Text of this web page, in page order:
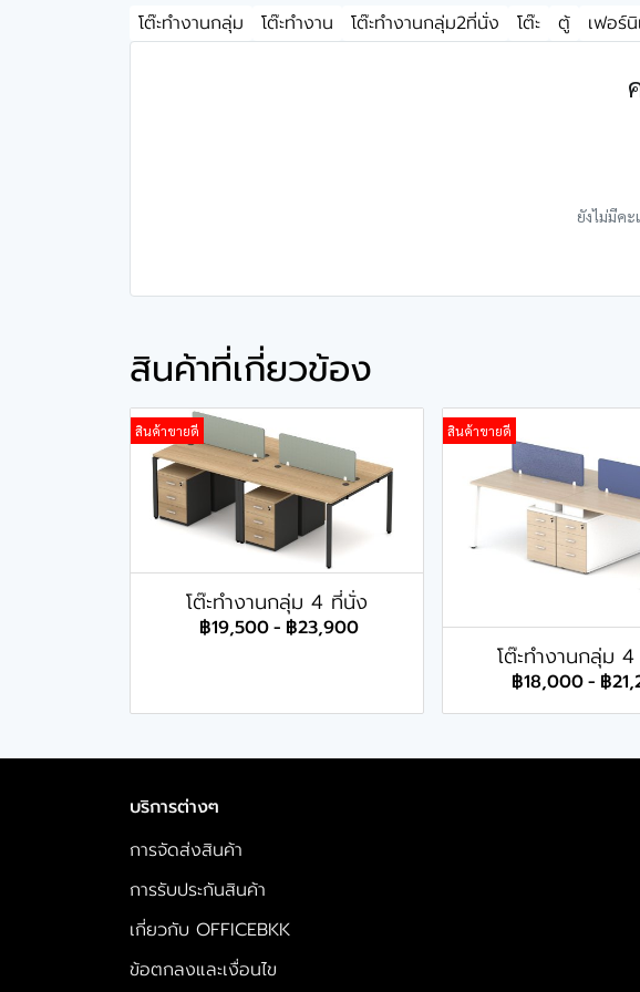
โต๊ะทำงานกลุ่ม โต๊ะทำงาน โต๊ะทำงานกลุ่ม2ที่นั่ง โต๊ะ ตู้ เฟอร์
ยังไม่มีค
สินค้าที่เกี่ยวข้อง
สินค้าขายดี
โต๊ะทำงานกลุ่ม 4 ที่นั่ง
฿19,500- ฿23,900
สินค้าขายดี
โต๊ะทำงานกลุ่ม
฿18,000- ฿
บริการต่างๆ
การจัดส่งสินค้า
การรับประกันสินค้า
เกี่ยวกับ OFFICEBKK
ข้อตกลงและเงื่อนไข